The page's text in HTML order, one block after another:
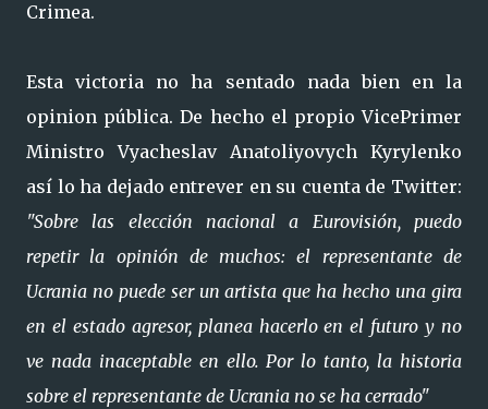
Crimea.
Esta victoria no ha sentado nada bien en la
opinion pública. De hecho el propio VicePrimer
Ministro Vyacheslav Anatoliyovych Kyrylenko
así lo ha dejado entrever en su cuenta de Twitter:
"Sobre las elección nacional a Eurovisión, puedo
repetir la opinión de muchos: el representante de
Ucrania no puede ser un artista que ha hecho una gira
en el estado agresor, planea hacerlo en el futuro y no
ve nada inaceptable en ello. Por lo tanto, la historia
sobre el representante de Ucrania no se ha cerrado"